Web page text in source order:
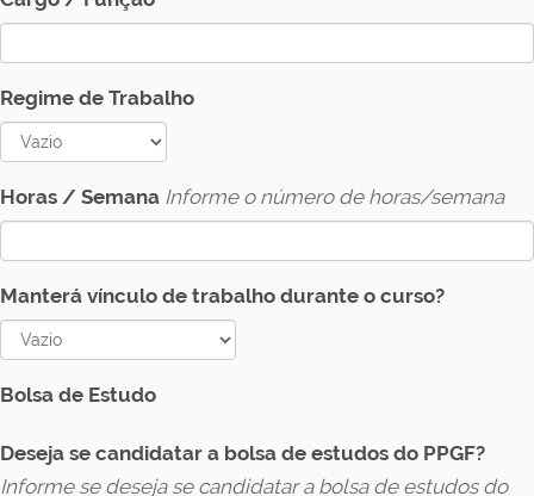
Regime de Trabalho
Horas / Semana Informe o número de horas/semana
Manterá vínculo de trabalho durante o curso?
Bolsa de Estudo
Deseja se candidatar a bolsa de estudos do PPGF?
Informe se deseja se candidatar a bolsa de estudos do